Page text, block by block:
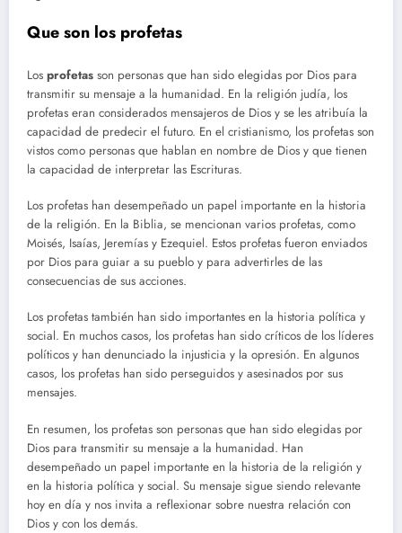
Que son los profetas
Los profetas son personas que han sido elegidas por Dios para
transmitir su mensaje a la humanidad. En la religión judía, los
profetas eran considerados mensajeros de Dios y se les atribuía la
capacidad de predecir el futuro. En el cristianismo, los profetas son
vistos como personas que hablan en nombre de Dios y que tienen
la capacidad de interpretar las Escrituras.
Los profetas han desempeñado un papel importante en la historia
de la religión. En la Biblia, se mencionan varios profetas, como
Moisés, Isaías, Jeremías y Ezequiel. Estos profetas fueron enviados
por Dios para guiar a su pueblo y para advertirles de las
consecuencias de sus acciones.
Los profetas también han sido importantes en la historia política y
social. En muchos casos, los profetas han sido críticos de los líderes
políticos y han denunciado la injusticia y la opresión. En algunos
casos, los profetas han sido perseguidos y asesinados por sus
mensajes.
En resumen, los profetas son personas que han sido elegidas por
Dios para transmitir su mensaje a la humanidad. Han
desempeñado un papel importante en la historia de la religión y
en la historia política y social. Su mensaje sigue siendo relevante
hoy en día y nos invita a reflexionar sobre nuestra relación con
Dios y con los demás.